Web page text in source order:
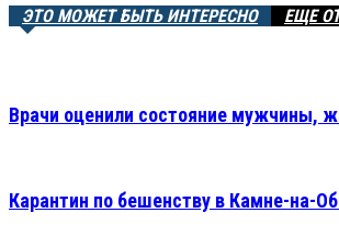
ЭТО МОЖЕТ БЫТЬ ИНТЕРЕСНО ЕЩЕ
Врачи оценили состояние мужчины,
Карантин по бешенству в Камне-на-